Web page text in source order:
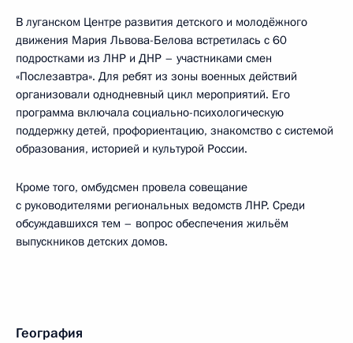
В луганском Центре развития детского и молодёжного
движения Мария Львова-Белова встретилась с 60
подростками из ЛНР и ДНР – участниками смен
«Послезавтра». Для ребят из зоны военных действий
организовали однодневный цикл мероприятий. Его
программа включала социально-психологическую
поддержку детей, профориентацию, знакомство с системой
образования, историей и культурой России.
Кроме того, омбудсмен провела совещание
с руководителями региональных ведомств ЛНР. Среди
обсуждавшихся тем – вопрос обеспечения жильём
выпускников детских домов.
География